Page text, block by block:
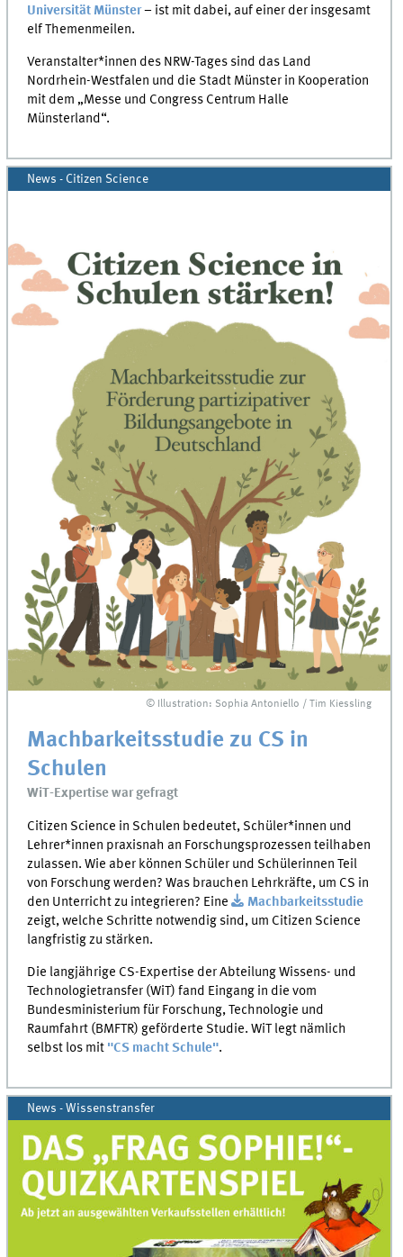
Universität Münster– ist mit dabei, auf einer der insgesamt
elf Themenmeilen.
Veranstalter*innen des NRW-Tages sind das Land
Nordrhein-Westfalen und die Stadt Münster in Kooperation
mit dem „Messe und Congress Centrum Halle
Münsterland“.
News - Citizen Science
© Illustration: Sophia Antoniello / Tim Kiessling
Machbarkeitsstudie zu CS in
Schulen
WiT-Expertise war gefragt
Citizen Science in Schulen bedeutet, Schüler*innen und
Lehrer*innen praxisnah an Forschungsprozessen teilhaben
zulassen. Wie aber können Schüler und Schülerinnen Teil
von Forschung werden? Was brauchen Lehrkräfte, um CS in
den Unterricht zu integrieren? Eine
Machbarkeitsstudie
zeigt, welche Schritte notwendig sind, um Citizen Science
langfristig zu stärken.
Die langjährige CS-Expertise der Abteilung Wissens- und
Technologietransfer (WiT) fand Eingang in die vom
Bundesministerium für Forschung, Technologie und
Raumfahrt (BMFTR) geförderte Studie. WiT legt nämlich
selbst los mit "CS macht Schule".
News - Wissenstransfer